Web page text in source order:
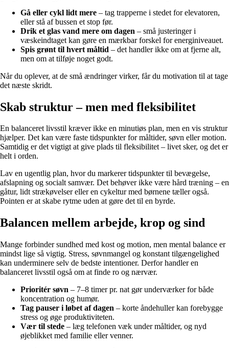
Gå eller cykl lidt mere – tag trapperne i stedet for elevatoren,
eller stå af bussen et stop før.
Drik et glas vand mere om dagen – små justeringer i
væskeindtaget kan gøre en mærkbar forskel for energiniveauet.
Spis grønt til hvert måltid – det handler ikke om at fjerne alt,
men om at tilføje noget godt.
Når du oplever, at de små ændringer virker, får du motivation til at tage
det næste skridt.
Skab struktur – men med fleksibilitet
En balanceret livsstil kræver ikke en minutiøs plan, men en vis struktur
hjælper. Det kan være faste tidspunkter for måltider, søvn eller motion.
Samtidig er det vigtigt at give plads til fleksibilitet – livet sker, og det er
helt i orden.
Lav en ugentlig plan, hvor du markerer tidspunkter til bevægelse,
afslapning og socialt samvær. Det behøver ikke være hård træning – en
gåtur, lidt strækøvelser eller en cykeltur med børnene tæller også.
Pointen er at skabe rytme uden at gøre det til en byrde.
Balancen mellem arbejde, krop og sind
Mange forbinder sundhed med kost og motion, men mental balance er
mindst lige så vigtig. Stress, søvnmangel og konstant tilgængelighed
kan underminere selv de bedste intentioner. Derfor handler en
balanceret livsstil også om at finde ro og nærvær.
Prioritér søvn – 7–8 timer pr. nat gør underværker for både
koncentration og humør.
Tag pauser i løbet af dagen – korte åndehuller kan forebygge
stress og øge produktiviteten.
Vær til stede – læg telefonen væk under måltider, og nyd
øjeblikket med familie eller venner.